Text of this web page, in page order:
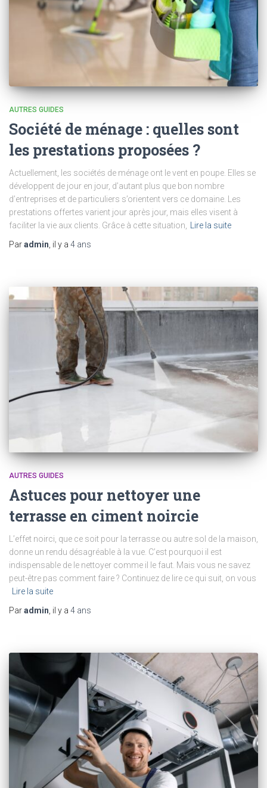
AUTRES GUIDES
Société de ménage : quelles sont
les prestations proposées ?
Actuellement, les sociétés de ménage ont le vent en poupe. Elles se
développent de jour en jour, d’autant plus que bon nombre
d’entreprises et de particuliers s’orientent vers ce domaine. Les
prestations offertes varient jour après jour, mais elles visent à
faciliter la vie aux clients. Grâce à cette situation,
Lire la suite
Paradmin , il y a 4 ans
AUTRES GUIDES
Astuces pour nettoyer une
terrasse en ciment noircie
L’effet noirci, que ce soit pour la terrasse ou autre sol de la maison,
donne un rendu désagréable à la vue. C’est pourquoi il est
indispensable de le nettoyer comme il le faut. Mais vous ne savez
peut-être pas comment faire ? Continuez de lire ce qui suit, on vous
Lire la suite
Paradmin, il y a 4 ans